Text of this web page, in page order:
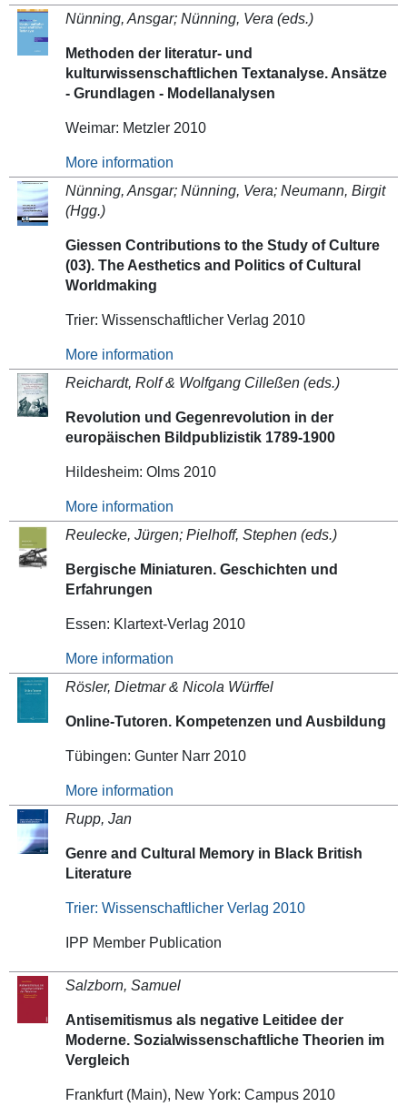
Nünning, Ansgar; Nünning, Vera (eds.)
Methoden der literatur- und
kulturwissenschaftlichen Textanalyse. Ansätze
- Grundlagen - Modellanalysen
Weimar: Metzler 2010
More information
Nünning, Ansgar; Nünning, Vera; Neumann, Birgit
(Hgg.)
Giessen Contributions to the Study of Culture
(03). The Aesthetics and Politics of Cultural
Worldmaking
Trier: Wissenschaftlicher Verlag 2010
More information
Reichardt, Rolf & Wolfgang Cilleßen (eds.)
Revolution und Gegenrevolution in der
europäischen Bildpublizistik 1789-1900
Hildesheim: Olms 2010
More information
Reulecke, Jürgen;Pielhoff,Stephen (eds.)
Bergische Miniaturen. Geschichten und
Erfahrungen
Essen: Klartext-Verlag 2010
More information
Rösler, Dietmar & Nicola Würffel
Online-Tutoren. Kompetenzen und Ausbildung
Tübingen: Gunter Narr 2010
More information
Rupp, Jan
Genre and Cultural Memory in Black British
Literature
Trier: Wissenschaftlicher Verlag 2010
IPP Member Publication
Salzborn, Samuel
Antisemitismus als negative Leitidee der
Moderne. Sozialwissenschaftliche Theorien im
Vergleich
Frankfurt (Main), New York: Campus 2010